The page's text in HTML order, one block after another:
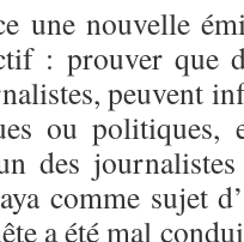
une nouvelle
: prouver que
peuvent
ou politiques,
des
comme sujet
a été mal